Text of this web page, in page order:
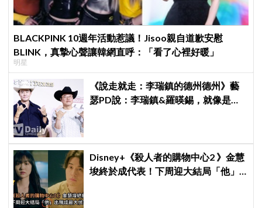
BLACKPINK 10週年活動惹議！Jisoo親自道歉安慰
BLINK，真摯心聲讓韓網直呼：「看了心裡好暖」
明星
《說走就走：李瑞鎮的德州德州》藝
瑟PD說：李瑞鎮&羅暎錫，就像是浪
Disney+《殺人者的購物中心2 》金慧
埈終於成代表！下周迎大結局「他」